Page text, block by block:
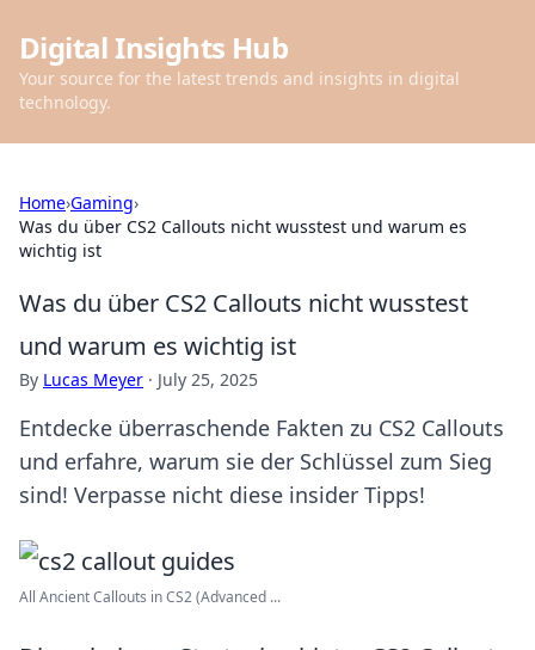
Digital Insights Hub
Your source for the latest trends and insights in digital
technology.
Home›Gaming›
Was du über CS2 Callouts nicht wusstest und warum es
wichtig ist
Was du über CS2 Callouts nicht wusstest
und warum es wichtig ist
By Lucas Meyer · July 25, 2025
Entdecke überraschende Fakten zu CS2 Callouts
und erfahre, warum sie der Schlüssel zum Sieg
sind! Verpasse nicht diese insider Tipps!
All Ancient Callouts in CS2 (Advanced ...